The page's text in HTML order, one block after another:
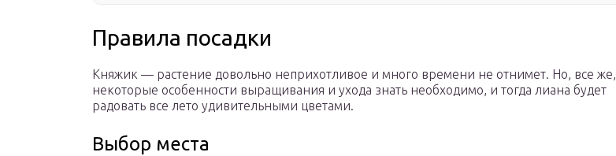
Правила посадки
Княжик — растение довольно неприхотливое и много времени не отнимет. Но, все же,
некоторые особенности выращивания и ухода знать необходимо, и тогда лиана будет
радовать все лето удивительными цветами.
Выбор места